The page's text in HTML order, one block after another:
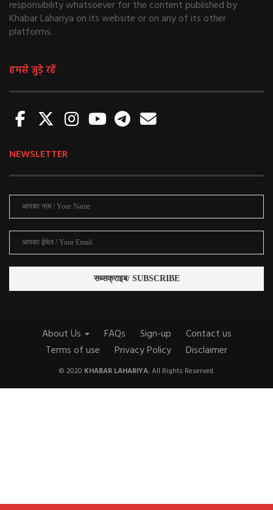
responsibility whatsoever for the content published by
Khabar Lahariya on its website or on any of its other
platforms.
हमसे जुड़े रहें
NEWSLETTER
About Us FAQs Sign-up
Contact us
Terms of use
Privacy Policy Disclaimer
© 2020 KHABAR LAHARIYA.All Rights Reserved.